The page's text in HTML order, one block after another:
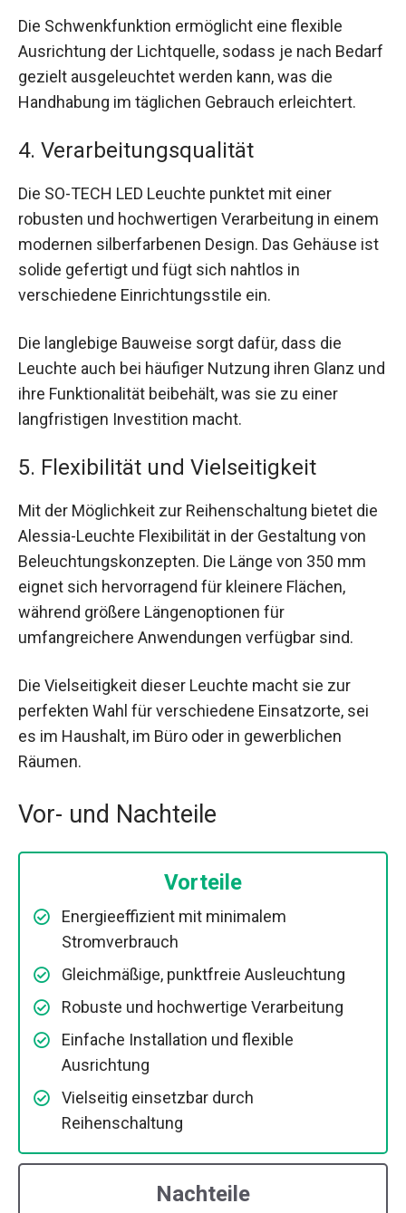
Die Schwenkfunktion ermöglicht eine flexible
Ausrichtung der Lichtquelle, sodass je nach Bedarf
gezielt ausgeleuchtet werden kann, was die
Handhabung im täglichen Gebrauch erleichtert.
4. Verarbeitungsqualität
Die SO-TECH LED Leuchte punktet mit einer
robusten und hochwertigen Verarbeitung in einem
modernen silberfarbenen Design. Das Gehäuse ist
solide gefertigt und fügt sich nahtlos in
verschiedene Einrichtungsstile ein.
Die langlebige Bauweise sorgt dafür, dass die
Leuchte auch bei häufiger Nutzung ihren Glanz und
ihre Funktionalität beibehält, was sie zu einer
langfristigen Investition macht.
5. Flexibilität und Vielseitigkeit
Mit der Möglichkeit zur Reihenschaltung bietet die
Alessia-Leuchte Flexibilität in der Gestaltung von
Beleuchtungskonzepten. Die Länge von 350 mm
eignet sich hervorragend für kleinere Flächen,
während größere Längenoptionen für
umfangreichere Anwendungen verfügbar sind.
Die Vielseitigkeit dieser Leuchte macht sie zur
perfekten Wahl für verschiedene Einsatzorte, sei
es im Haushalt, im Büro oder in gewerblichen
Räumen.
Vor- und Nachteile
Vorteile
Energieeffizient mit minimalem
Stromverbrauch
Gleichmäßige, punktfreie Ausleuchtung
Robuste und hochwertige Verarbeitung
Einfache Installation und flexible
Ausrichtung
Vielseitig einsetzbar durch
Reihenschaltung
Nachteile